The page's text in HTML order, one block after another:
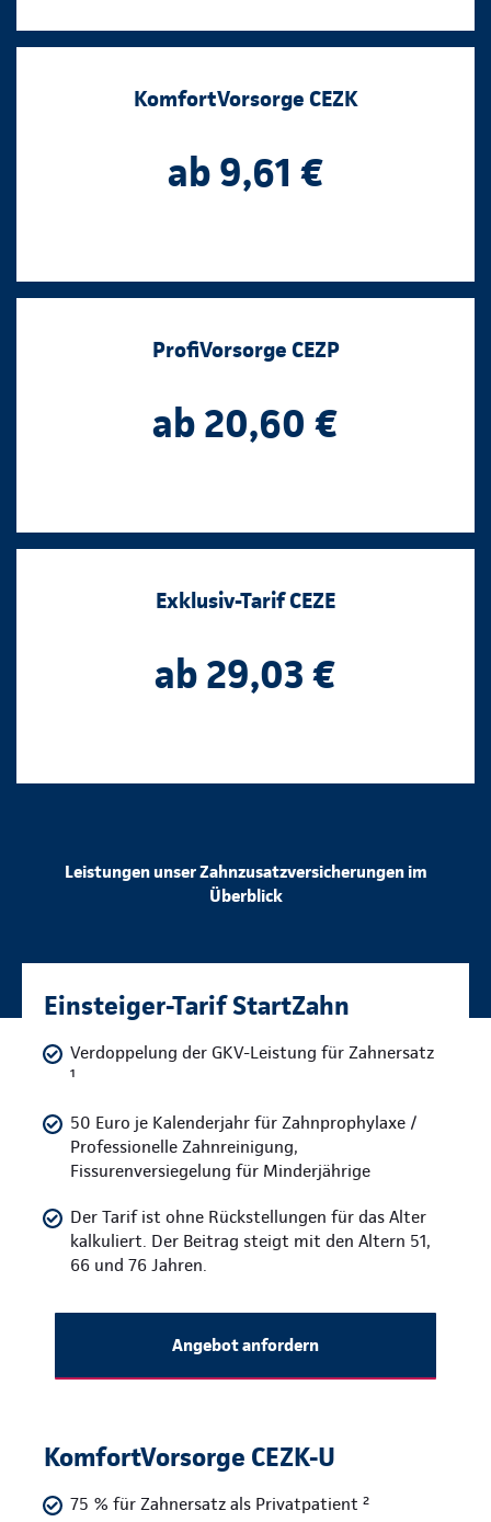
KomfortVorsorge CEZK
ab 9,61 €
ProfiVorsorge CEZP
ab 20,60 €
Exklusiv-Tarif CEZE
ab 29,03 €
Leistungen unser Zahnzusatzversicherungen im
Überblick
Einsteiger-Tarif StartZahn
Verdoppelung der GKV-Leistung für Zahnersatz
¹
50 Euro je Kalenderjahr für Zahnprophylaxe /
Professionelle Zahnreinigung,
Fissurenversiegelung für Minderjährige
Der Tarif ist ohne Rückstellungen für das Alter
kalkuliert. Der Beitrag steigt mit den Altern 51,
66 und 76 Jahren.
Angebot anfordern
KomfortVorsorge CEZK-U
75 % für Zahnersatz als Privatpatient ²